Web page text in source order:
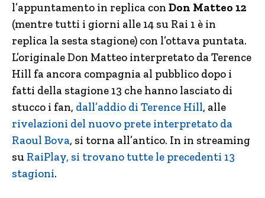
l’appuntamento in replica con Don Matteo 12
(mentre tutti i giorni alle 14 su Rai 1 è in
replica la sesta stagione) con l’ottava puntata.
L’originale Don Matteo interpretato da Terence
Hill fa ancora compagnia al pubblico dopo i
fatti della stagione 13 che hanno lasciato di
stucco i fan, dall’addio di Terence Hill, alle
rivelazioni del nuovo prete interpretato da
Raoul Bova, si torna all’antico. In in streaming
su RaiPlay, si trovano tutte le precedenti 13
stagioni.